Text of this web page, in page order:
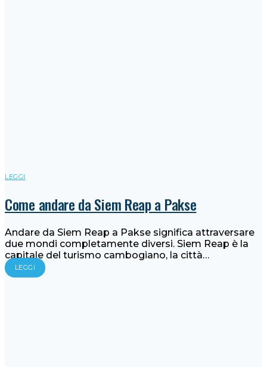
LEGGI
Come andare da Siem Reap a Pakse
Andare da Siem Reap a Pakse significa attraversare
due mondi completamente diversi. Siem Reap è la
capitale del turismo cambogiano, la città…
LEGGI